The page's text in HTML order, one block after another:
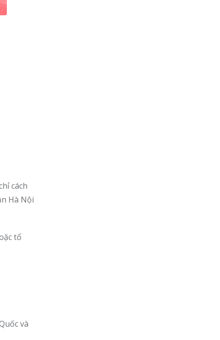
cách
Hà Nội
tổ
và